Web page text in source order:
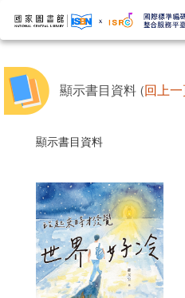
顯示書目資料 (回上
顯示書目資料